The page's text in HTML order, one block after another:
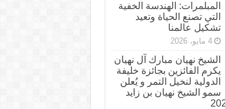
المبلمرات: الهندسة الخفية
التي تصنع الحياة وتعيد
تشكيل عالمنا
4 مايو، 2026
الشيخ نهيان مبارك آل نهيان
يكرم الفائزين بجائزة خليفة
الدولية لنخيل التمر و يُعلن
سمو الشيخ نهيان بن زايد